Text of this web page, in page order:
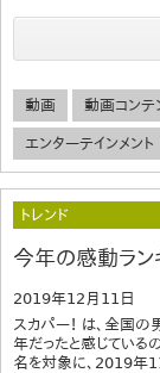
動画 動画コンテ
エンターテインメント
トレンド
今年の感動ラ
2019年12月11日
スカパー！ は、全国
年だったと感じてい
名を対象に、2019年